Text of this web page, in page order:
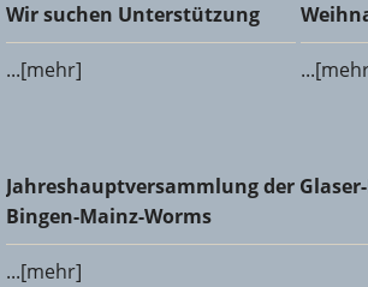
Wir suchen Unterstützung
...[mehr]
Jahreshauptversammlung der Glaser-
Mainz-Worms
Jahreshauptversammlung der
Bingen-Mainz-Worms
...[mehr]